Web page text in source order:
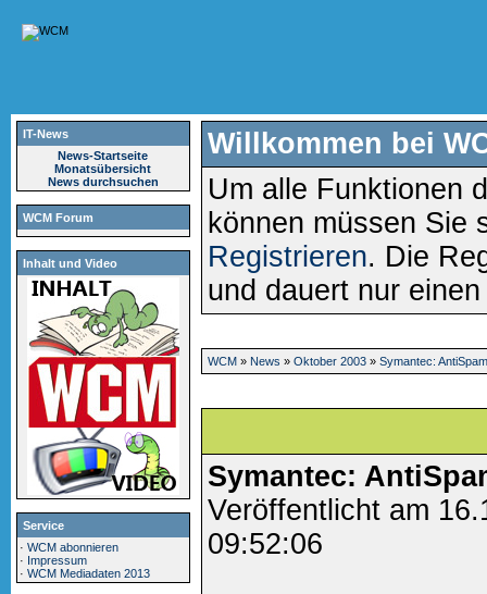
IT-News
News-Startseite
Monatsübersicht
News durchsuchen
WCM Forum
Inhalt und Video
Service
·WCM abonnieren
· Impressum
·WCM Mediadaten 2013
Willkommen bei
Um alle Funktionen
können müssen Sie
Registrieren. Die
und dauert nur
WCM» News » Oktober 2003» Symantec: AntiSpam
Symantec:
Veröffentlicht am
09:52:06